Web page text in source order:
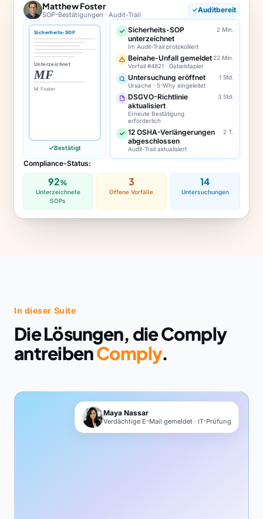
Matthew Foster
SOP-Bestätigungen · Audit-Trail
Auditbereit
Sicherheits-SOP
Unterzeichnet
MF
M. Foster
Bestätigt
Sicherheits-SOP
unterzeichnet
Im Audit-Trail protokolliert
2 Min.
Beinahe-Unfall gemeldet
Vorfall #4821 · Gabelstapler
22 Min.
Untersuchung eröffnet
Ursache · 5-Why eingeleitet
1 Std.
DSGVO-Richtlinie
aktualisiert
Erneute Bestätigung
erforderlich
3 Std.
12 OSHA-Verlängerungen
abgeschlossen
Audit-Trail aktualisiert
2 T.
Compliance-Status:
92%
Unterzeichnete
SOPs
3
Offene Vorfälle
14
Untersuchungen
In dieser Suite
Die Lösungen, die Comply
antreibenComply.
Maya Nassar
Verdächtige E-Mail gemeldet · IT-Prüfung